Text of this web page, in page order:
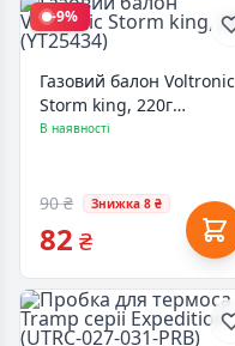
-9%
Газовий балон Voltronic
Storm king, 220г
(YT25434)
В наявності
90 ₴ Знижка 8 ₴
82 ₴